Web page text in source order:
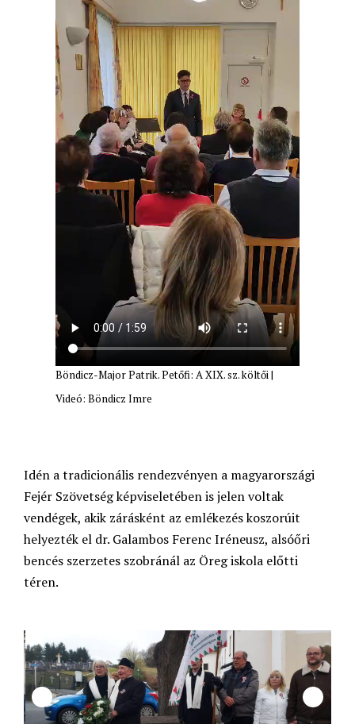
Böndicz-Major Patrik. Petőfi: A XIX. sz. költői |
Videó: Böndicz Imre
Idén a tradicionális rendezvényen a magyarországi
Fejér Szövetség képviseletében is jelen voltak
vendégek, akik zárásként az emlékezés koszorúit
helyezték el dr. Galambos Ferenc Iréneusz, alsóőri
bencés szerzetes szobránál az Öreg iskola előtti
téren.